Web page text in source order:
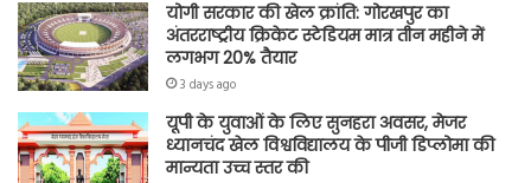
योगी सरकार की खेल क्रांति: गोरखपुर का
अंतरराष्ट्रीय क्रिकेट स्टेडियम मात्र तीन महीने में
लगभग 20% तैयार
3 days ago
यूपी के युवाओं के लिए सुनहरा अवसर, मेजर
ध्यानचंद खेल विश्वविद्यालय के पीजी डिप्लोमा की
मान्यता उच्च स्तर की